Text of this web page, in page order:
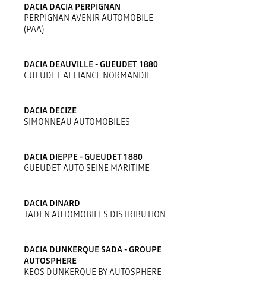
DACIA DACIA PERPIGNAN
PERPIGNAN AVENIR AUTOMOBILE
(PAA)
DACIA DEAUVILLE - GUEUDET 1880
GUEUDET ALLIANCE NORMANDIE
DACIA DECIZE
SIMONNEAU AUTOMOBILES
DACIA DIEPPE - GUEUDET 1880
GUEUDET AUTO SEINE MARITIME
DACIA DINARD
TADEN AUTOMOBILES DISTRIBUTION
DACIA DUNKERQUE SADA - GROUPE
AUTOSPHERE
KEOS DUNKERQUE BY AUTOSPHERE